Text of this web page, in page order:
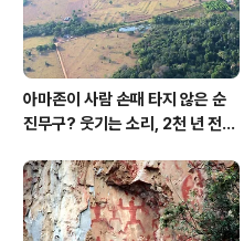
아마존이 사람 손때 타지 않은 순
진무구? 웃기는 소리, 2천 년 전에